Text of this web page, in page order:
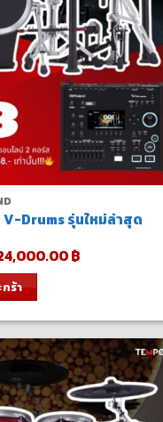
Drums รุ่นใหม่ล่าสุด
฿.
฿Current
ร้า